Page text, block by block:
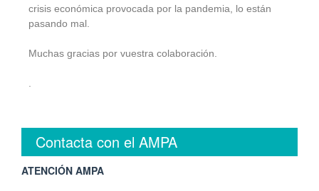
crisis económica provocada por la pandemia, lo están
pasando mal.
Muchas gracias por vuestra colaboración.
Contacta con el AMPA
ATENCIÓN AMPA